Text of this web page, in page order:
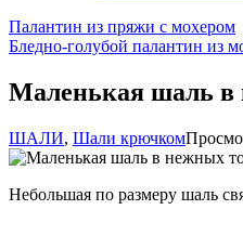
Палантин из пряжи с мохером
Бледно-голубой палантин из
Маленькая шаль в
ШАЛИ, Шали крючком
Небольшая по размеру шаль